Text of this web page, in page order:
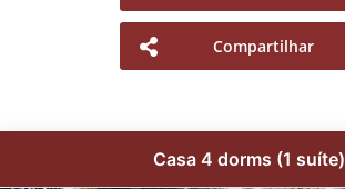
Compartilhar
Casa 4 dorms (1 suíte)